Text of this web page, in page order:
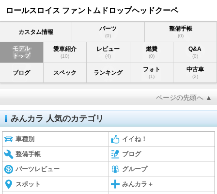
ロールスロイス ファントムドロップヘッドクーペ
カスタム情報 パーツ
(0)
整備手帳
(0)
モデル
トップ
愛車紹介
(10)
レビュー
(4)
燃費
(0)
Q&A
(0)
ブログ スペック ランキング フォト
(1)
中古車
(2)
ページの先頭へ ▲
みんカラ 人気のカテゴリ
車種別 イイね！
整備手帳 ブログ
パーツレビュー グループ
スポット みんカラ＋